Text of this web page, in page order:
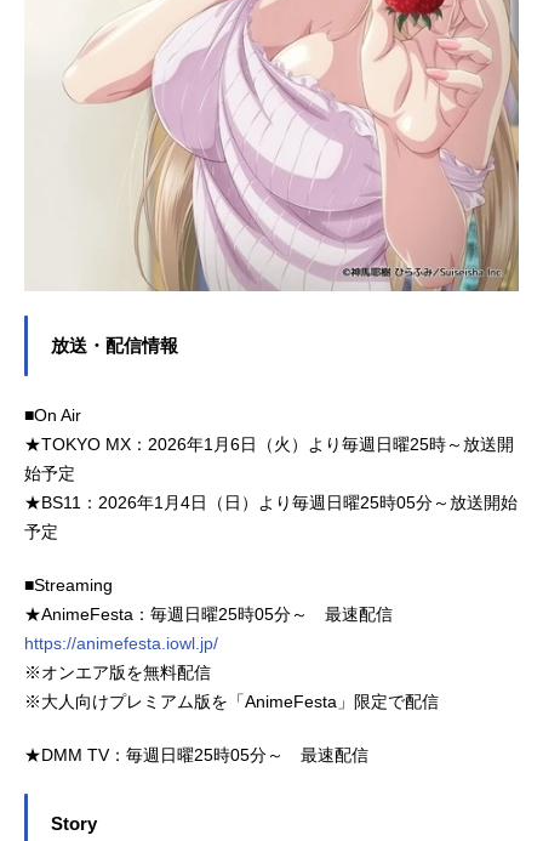
放送・配信情報
■On Air
★TOKYO MX：2026年1月6日（火）より毎週日曜25時～放送開
始予定
★BS11：2026年1月4日（日）より毎週日曜25時05分～放送開始
予定
■Streaming
★AnimeFesta：毎週日曜25時05分～ 最速配信
https://animefesta.iowl.jp/
※オンエア版を無料配信
※大人向けプレミアム版を「AnimeFesta」限定で配信
★DMM TV：毎週日曜25時05分～ 最速配信
Story